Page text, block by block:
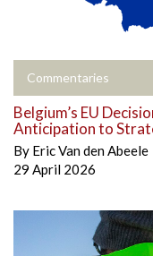
Commentaries
Belgium’s EU
Anticipation to
By Eric Van den Abeele
29 April 2026